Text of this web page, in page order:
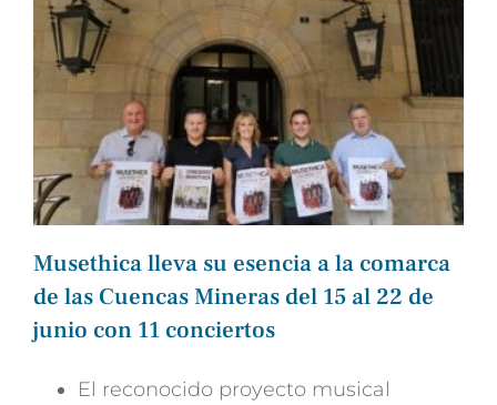
Musethica lleva su esencia a la comarca
de las Cuencas Mineras del 15 al 22 de
junio con 11 conciertos
El reconocido proyecto musical